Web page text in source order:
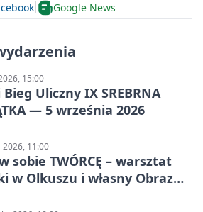
Google News
15:00
Uliczny IX SREBRNA
— 5 września 2026
11:00
sobie TWÓRCĘ – warsztat
w Olkuszu i własny Obraz